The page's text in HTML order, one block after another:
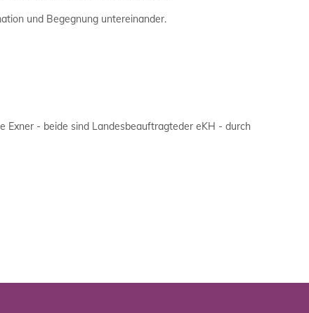
und Begegnung untereinander.
Exner - beide sind Landesbeauftragteder eKH - durch